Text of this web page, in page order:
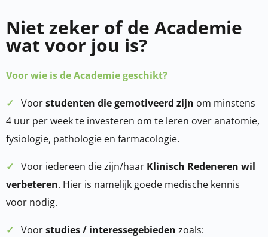
Niet zeker of de Academie
wat voor jou is?
Voor wie is de Academie geschikt?
✓ Voorstudenten die gemotiveerd zijn om minstens
4 uur per week te investeren om te leren over anatomie,
fysiologie, pathologie en farmacologie.
✓ Voor iedereen die zijn/haar Klinisch Redeneren wil
verbeteren. Hier is namelijk goede medische kennis
voor nodig.
✓ Voorstudies / interessegebieden zoals: